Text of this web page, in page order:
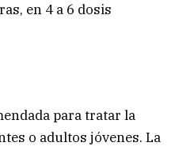
en 4 a 6 dosis
para tratar la
o adultos jóvenes. La